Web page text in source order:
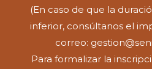
(En caso de que la
inferior, consúltanos el
correo:
Para formalizar la